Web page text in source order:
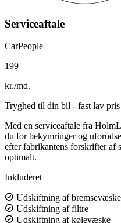
Serviceaftale
CarPeople
199
kr./md.
Tryghed til din bil - fast lav pris
Med en serviceaftale fra
du for bekymringer og
efter fabrikantens forskrifter af
optimalt.
Inkluderet
Udskiftning af bremsevæske
Udskiftning af filtre
Udskiftning af kølevæske